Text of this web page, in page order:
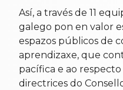
Así, a través de 11
galego pon en valor
espazos públicos de
aprendizaxe, que
pacífica e ao
directrices do